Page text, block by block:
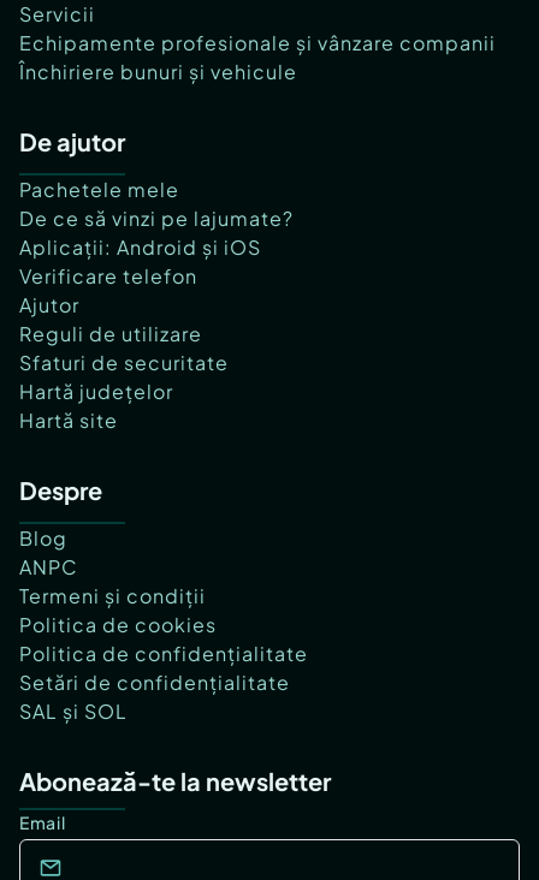
Servicii
Echipamente profesionale și vânzare companii
Închiriere bunuri și vehicule
De ajutor
Pachetele mele
De ce să vinzi pe lajumate?
Aplicații: Android și iOS
Verificare telefon
Ajutor
Reguli de utilizare
Sfaturi de securitate
Hartă județelor
Hartă site
Despre
Blog
ANPC
Termeni și condiții
Politica de cookies
Politica de confidențialitate
Setări de confidențialitate
SAL și SOL
Abonează-te la newsletter
Email